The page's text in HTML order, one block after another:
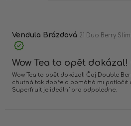
Vendula Brázdová 21 Duo Berry
Wow Tea to opět dokázal!
Wow Tea to opět dokázal! Čaj Double
chutná tak dobře a pomáhá mi potlačit
Superfruit je ideální pro odpoledne.